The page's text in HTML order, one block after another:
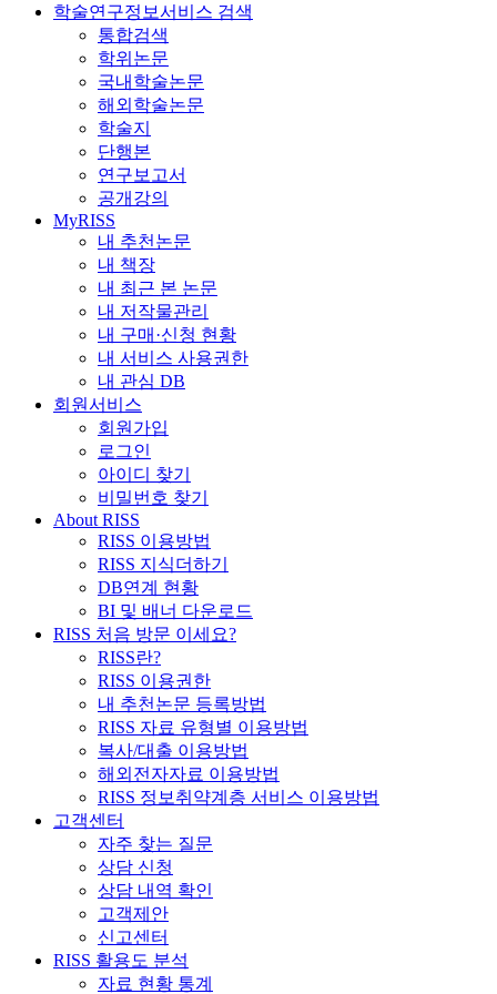
학술연구정보서비스 검색
통합검색
학위논문
국내학술논문
해외학술논문
학술지
단행본
연구보고서
공개강의
MyRISS
내 추천논문
내 책장
내 최근 본 논문
내 저작물관리
내 구매·신청 현황
내 서비스 사용권한
내 관심 DB
회원서비스
회원가입
로그인
아이디 찾기
비밀번호 찾기
About RISS
RISS 이용방법
RISS 지식더하기
DB연계 현황
BI 및 배너 다운로드
RISS 처음 방문 이세요?
RISS란?
RISS 이용권한
내 추천논문 등록방법
RISS 자료 유형별 이용방법
복사/대출 이용방법
해외전자자료 이용방법
RISS 정보취약계층 서비스 이용방법
고객센터
자주 찾는 질문
상담 신청
상담 내역 확인
고객제안
신고센터
RISS 활용도 분석
자료 현황 통계